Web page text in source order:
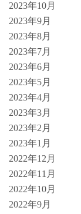
2023年10月
2023年9月
2023年8月
2023年7月
2023年6月
2023年5月
2023年4月
2023年3月
2023年2月
2023年1月
2022年12月
2022年11月
2022年10月
2022年9月